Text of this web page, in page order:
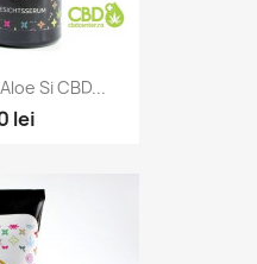
Si CBD...
lei